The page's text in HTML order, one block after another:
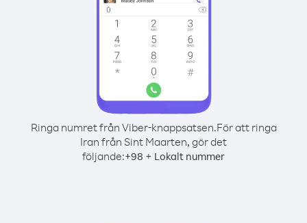
Ringa numret från Viber-knappsatsen.För att ringa
Iran från Sint Maarten, gör det
följande:+98 + Lokalt nummer